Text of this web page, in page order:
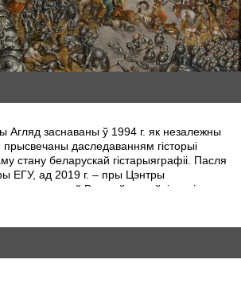
Агляд заснаваны ў 1994 г. як незалежны
даследаванням гісторыі
стану беларускай гістарыяграфіі. Пасля
ЕГУ, ад 2019 г. – пры Цэнтры
Варшаўскага ўніверсітэта.
агляды, рэцэнзіі, архіўныя